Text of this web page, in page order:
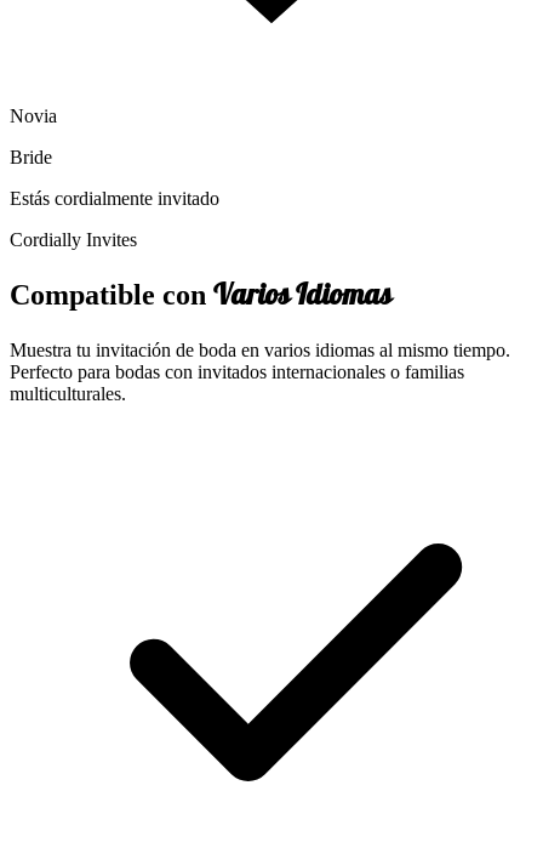
Novia
Bride
Estás cordialmente invitado
Cordially Invites
Compatible con Varios Idiomas
Muestra tu invitación de boda en varios idiomas al mismo tiempo.
Perfecto para bodas con invitados internacionales o familias
multiculturales.